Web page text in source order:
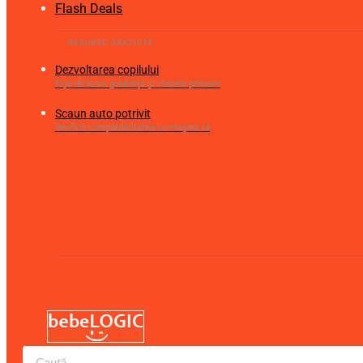
Flash Deals
Dezvoltarea copilului
Fișe de lucru gradiniță și clasele primare
Scaun auto potrivit
Verifică compatibilitatea cu mașina ta
Products